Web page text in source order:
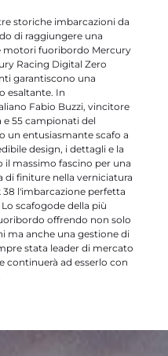
storiche imbarcazioni da
di raggiungere una
motori fuoribordo Mercury
Racing Digital Zero
garantiscono una
esaltante. In
Fabio Buzzi, vincitore
55 campionati del
un entusiasmante scafo a
design, i dettagli e la
massimo fascino per una
di finiture nella verniciatura
38 l'imbarcazione perfetta
scafogode della più
offrendo non solo
ma anche una gestione di
stata leader di mercato
continuerà ad esserlo con